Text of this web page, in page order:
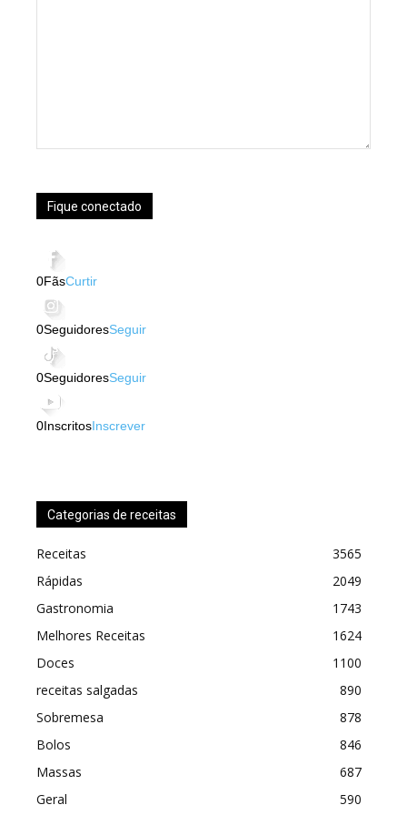
Fique conectado
0FãsCurtir
0SeguidoresSeguir
0SeguidoresSeguir
0InscritosInscrever
Categorias de receitas
Receitas
3565
Rápidas
2049
Gastronomia
1743
Melhores Receitas
1624
Doces
1100
receitas salgadas
890
Sobremesa
878
Bolos
846
Massas
687
Geral
590